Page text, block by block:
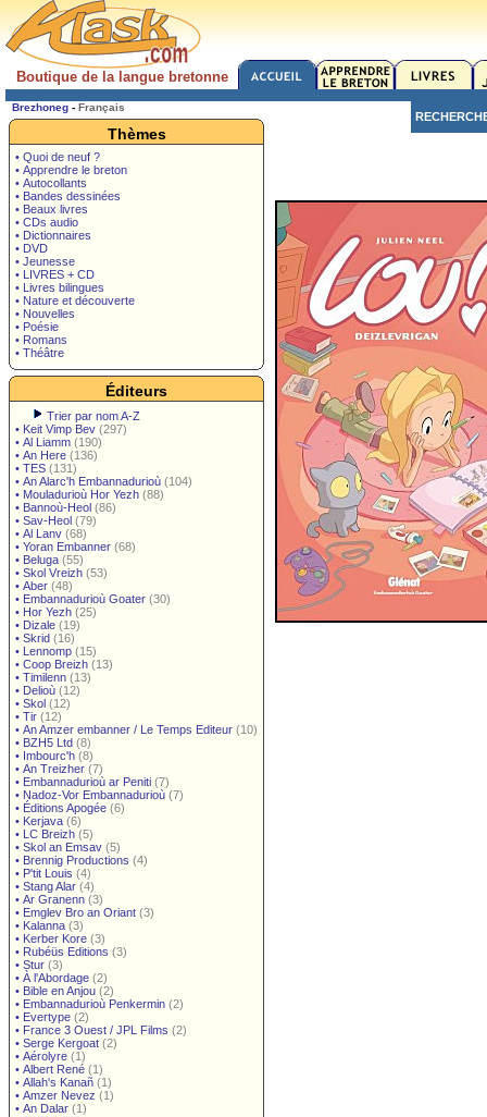
Boutique de la langue bretonne
Brezhoneg - Français
Thèmes
• Quoi de neuf ?
• Apprendre le breton
• Autocollants
• Bandes dessinées
• Beaux livres
• CDs audio
• Dictionnaires
• DVD
• Jeunesse
• LIVRES + CD
• Livres bilingues
• Nature et découverte
• Nouvelles
• Poésie
• Romans
• Théâtre
Éditeurs
Trier par nom A-Z
• Keit Vimp Bev (297)
• Al Liamm (190)
• An Here (136)
• TES (131)
• An Alarc'h Embannadurioù (104)
• Mouladurioù Hor Yezh (88)
• Bannoù-Heol (86)
• Sav-Heol (79)
• Al Lanv (68)
• Yoran Embanner (68)
• Beluga (55)
• Skol Vreizh (53)
• Aber (48)
• Embannadurioù Goater (30)
• Hor Yezh (25)
• Dizale (19)
• Skrid (16)
• Lennomp (15)
• Coop Breizh (13)
• Timilenn (13)
• Delioù (12)
• Skol (12)
• Tir (12)
• An Amzer embanner / Le Temps Editeur (10)
• BZH5 Ltd (8)
• Imbourc'h (8)
• An Treizher (7)
• Embannadurioù ar Peniti (7)
• Nadoz-Vor Embannadurioù (7)
• Éditions Apogée (6)
• Kerjava (6)
• LC Breizh (5)
• Skol an Emsav (5)
• Brennig Productions (4)
• P'tit Louis (4)
• Stang Alar (4)
• Ar Granenn (3)
• Emglev Bro an Oriant (3)
• Kalanna (3)
• Kerber Kore (3)
• Rubéüs Editions (3)
• Stur (3)
• À l'Abordage (2)
• Bible en Anjou (2)
• Embannadurioù Penkermin (2)
• Evertype (2)
• France 3 Ouest / JPL Films (2)
• Serge Kergoat (2)
• Aérolyre (1)
• Albert René (1)
• Allah's Kanañ (1)
• Amzer Nevez (1)
• An Dalar (1)